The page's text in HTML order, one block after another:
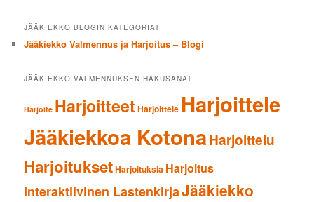
JÄÄKIEKKO BLOGIN KATEGORIAT
Jääkiekko Valmennus ja Harjoitus – Blogi
JÄÄKIEKKO VALMENNUKSEN HAKUSANAT
Harjoite Harjoitteet Harjoittele Harjoittele
Jääkiekkoa KotonaHarjoittelu
HarjoituksetHarjoituksia Harjoitus
Interaktiivinen LastenkirjaJääkiekko